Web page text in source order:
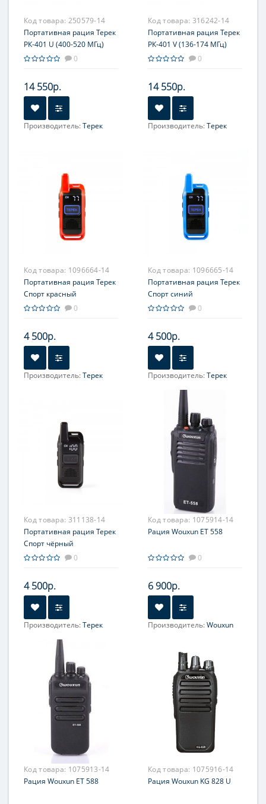
Код товара: 250579-14
Портативная рация Терек
РК-401 U (400-520 МГц)
0
14 550р.
Производитель:Терек
Код товара: 316242-14
Портативная рация Терек
РК-401 V (136-174 МГц)
0
14 550р.
Производитель:Терек
Код товара: 1096664-14
Портативная рация Терек
Спорт красный
0
4 500р.
Производитель:Терек
Код товара: 1096665-14
Портативная рация Терек
Спорт синий
0
4 500р.
Производитель:Терек
Код товара: 311138-14
Портативная рация Терек
Спорт чёрный
0
4 500р.
Производитель:Терек
Код товара: 1075914-14
Рация Wouxun ET 558
0
6 900р.
Производитель:Wouxun
Код товара: 1075913-14
Рация Wouxun ET 588
Код товара: 1075916-14
Рация Wouxun KG 828 U